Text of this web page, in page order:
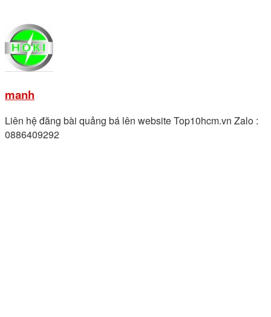
manh
Liên hệ đăng bài quảng bá lên website Top10hcm.vn Zalo :
0886409292